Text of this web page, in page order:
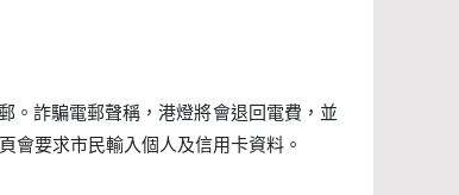
。詐騙電郵聲稱，港燈將會退回電費，並
會要求市民輸入個人及信用卡資料。